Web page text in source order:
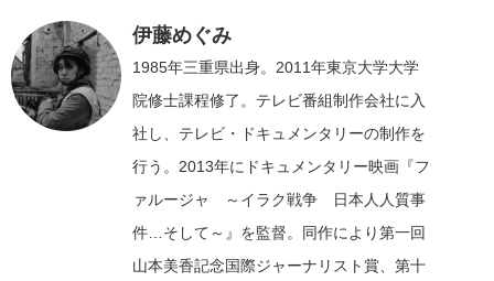
伊藤めぐみ
1985年三重県出身。2011年東京大学大学
院修士課程修了。テレビ番組制作会社に入
社し、テレビ・ドキュメンタリーの制作を
行う。2013年にドキュメンタリー映画『フ
ァルージャ ～イラク戦争 日本人人質事
件…そして～』を監督。同作により第一回
山本美香記念国際ジャーナリスト賞、第十